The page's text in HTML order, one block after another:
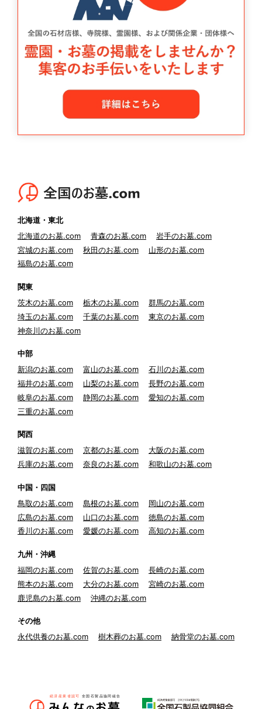
北海道・東北
北海道のお墓.com
青森のお墓.com
岩手のお墓.com
宮城のお墓.com
秋田のお墓.com
山形のお墓.com
福島のお墓.com
関東
茨木のお墓.com
栃木のお墓.com
群馬のお墓.com
埼玉のお墓.com
千葉のお墓.com
東京のお墓.com
神奈川のお墓.com
中部
新潟のお墓.com
富山のお墓.com
石川のお墓.com
福井のお墓.com
山梨のお墓.com
長野のお墓.com
岐阜のお墓.com
静岡のお墓.com
愛知のお墓.com
三重のお墓.com
関西
滋賀のお墓.com
京都のお墓.com
大阪のお墓.com
兵庫のお墓.com
奈良のお墓.com 和歌山のお墓.com
中国・四国
鳥取のお墓.com
島根のお墓.com
岡山のお墓.com
広島のお墓.com
山口のお墓.com
徳島のお墓.com
香川のお墓.com
愛媛のお墓.com 高知のお墓.com
九州・沖縄
福岡のお墓.com
佐賀のお墓.com
長崎のお墓.com
熊本のお墓.com
大分のお墓.com
宮崎のお墓.com
鹿児島のお墓.com
沖縄のお墓.com
その他
永代供養のお墓.com
樹木葬のお墓.com 納骨堂のお墓.com